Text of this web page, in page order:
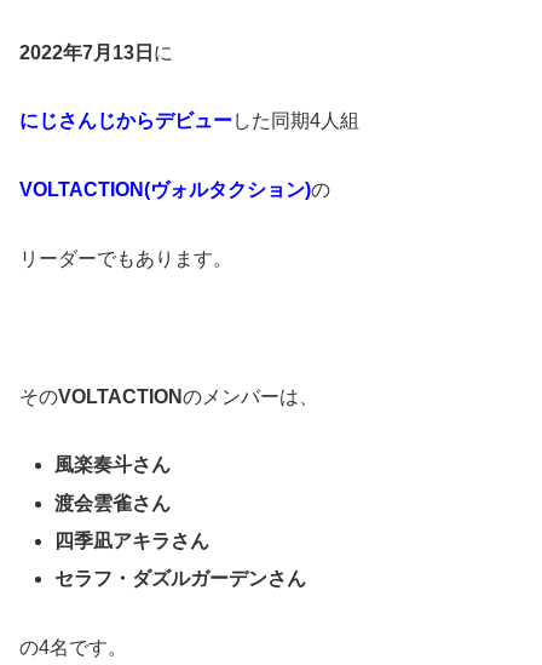
2022年7月13日 に
にじさんじからデビューした同期4人組
VOLTACTION(ヴォルタクション)の
リーダーでもあります。
そのVOLTACTIONのメンバーは、
風楽奏斗さん
渡会雲雀さん
四季凪アキラさん
セラフ・ダズルガーデンさん
の4名です。